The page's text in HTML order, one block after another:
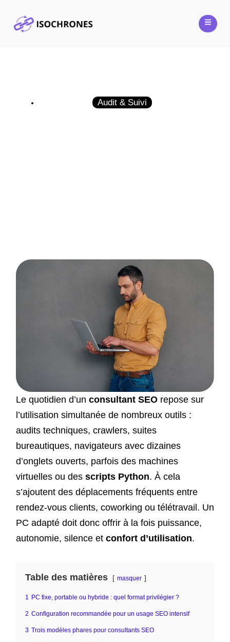
Audit & Suivi
Le quotidien d’un consultant SEOrepose sur
l’utilisation simultanée de nombreux outils :
audits techniques, crawlers, suites
bureautiques, navigateurs avec dizaines
d’onglets ouverts, parfois des machines
virtuelles ou des scripts Python. À cela
s’ajoutent des déplacements fréquents entre
rendez-vous clients, coworking ou télétravail. Un
PC adapté doit donc offrir à la fois puissance,
autonomie, silence et confort d’utilisation.
Table des matières masquer
1 PC fixe, portable ou hybride : quel format privilégier ?
2 Configuration recommandée pour un usage SEO intensif
3 Trois modèles phares pour consultants SEO